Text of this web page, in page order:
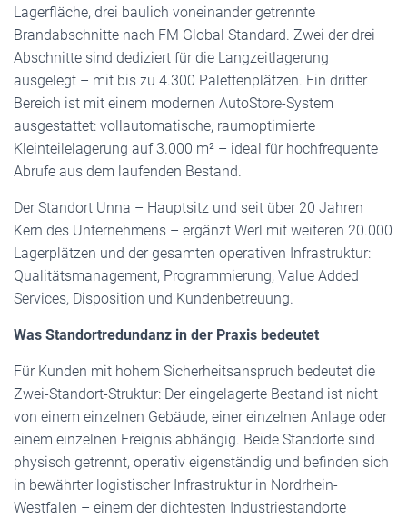
Lagerfläche, drei baulich voneinander getrennte
Brandabschnitte nach FM Global Standard. Zwei der drei
Abschnitte sind dediziert für die Langzeitlagerung
ausgelegt – mit bis zu 4.300 Palettenplätzen. Ein dritter
Bereich ist mit einem modernen AutoStore-System
ausgestattet: vollautomatische, raumoptimierte
Kleinteilelagerung auf 3.000 m² – ideal für hochfrequente
Abrufe aus dem laufenden Bestand.
Der Standort Unna – Hauptsitz und seit über 20 Jahren
Kern des Unternehmens – ergänzt Werl mit weiteren 20.000
Lagerplätzen und der gesamten operativen Infrastruktur:
Qualitätsmanagement, Programmierung, Value Added
Services, Disposition und Kundenbetreuung.
Was Standortredundanz in der Praxis bedeutet
Für Kunden mit hohem Sicherheitsanspruch bedeutet die
Zwei-Standort-Struktur: Der eingelagerte Bestand ist nicht
von einem einzelnen Gebäude, einer einzelnen Anlage oder
einem einzelnen Ereignis abhängig. Beide Standorte sind
physisch getrennt, operativ eigenständig und befinden sich
in bewährter logistischer Infrastruktur in Nordrhein-
Westfalen – einem der dichtesten Industriestandorte